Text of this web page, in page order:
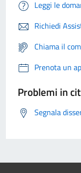
Leggi le
Richiedi
Chiama il
Prenota un
Problemi in
Segnala